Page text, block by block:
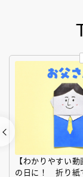
【わかりやすい
の日に！ 折り紙